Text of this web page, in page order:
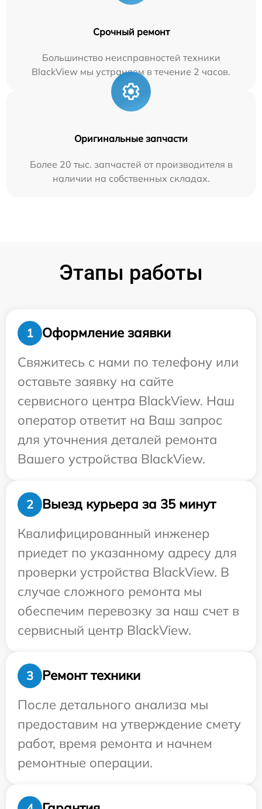
Срочный ремонт
Большинство неисправностей техники
BlackView мы устраняем в течение 2 часов.
Оригинальные запчасти
Более 20 тыс. запчастей от производителя в
наличии на собственных складах.
Этапы работы
1
Оформление заявки
Свяжитесь с нами по телефону или
оставьте заявку на сайте
сервисного центра BlackView. Наш
оператор ответит на Ваш запрос
для уточнения деталей ремонта
Вашего устройства BlackView.
2
Выезд курьера за 35 минут
Квалифицированный инженер
приедет по указанному адресу для
проверки устройства BlackView. В
случае сложного ремонта мы
обеспечим перевозку за наш счет в
сервисный центр BlackView.
3
Ремонт техники
После детального анализа мы
предоставим на утверждение смету
работ, время ремонта и начнем
ремонтные операции.